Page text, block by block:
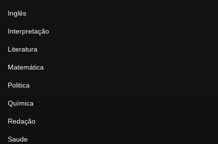
Inglês
Interpretação
Literatura
Matemática
Politica
Química
Redação
Saude